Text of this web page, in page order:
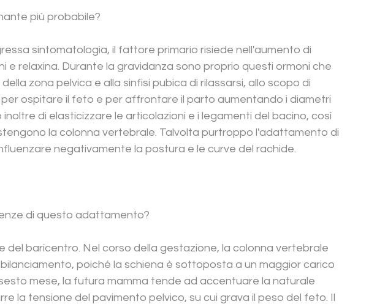
più probabile?
sintomatologia, il fattore primario risiede nell'aumento di
e relaxina. Durante la gravidanza sono proprio questi ormoni che
zona pelvica e alla sinfisi pubica di rilassarsi, allo scopo di
ospitare il feto e per affrontare il parto aumentando i diametri
inoltre di elasticizzare le articolazioni e i legamenti del bacino, così
la colonna vertebrale. Talvolta purtroppo l'adattamento di
negativamente la postura e le curve del rachide.
di questo adattamento?
del baricentro. Nel corso della gestazione, la colonna vertebrale
poiché la schiena è sottoposta a un maggior carico
mese, la futura mamma tende ad accentuare la naturale
la tensione del pavimento pelvico, su cui grava il peso del feto. Il